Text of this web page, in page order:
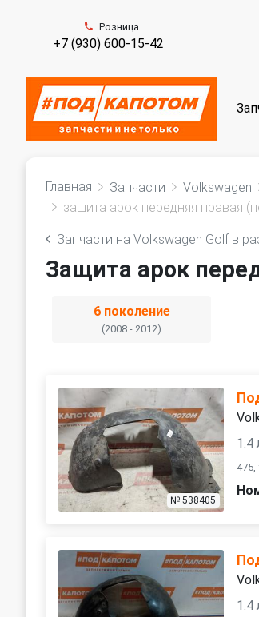
Розница
+7 (930) 600-15-42
Главная Запчасти Volkswagen
защита арок передняя правая
Запчасти на Volkswagen Golf в
Защита арок
6 поколение
(2008 - 2012)
№ 538405
1.4
1.4